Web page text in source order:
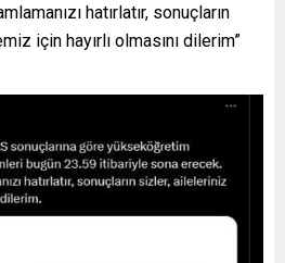
hatırlatır, sonuçların
için hayırlı olmasını dilerim”